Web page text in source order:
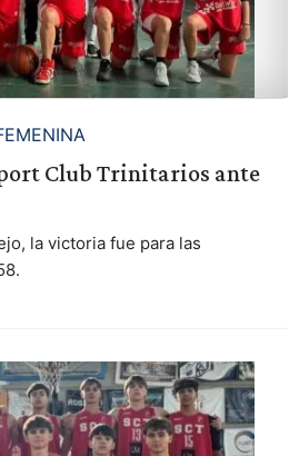
Club Trinitarios ante
la victoria fue para las